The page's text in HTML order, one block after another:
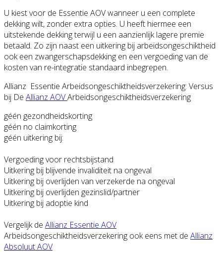
U kiest voor de Essentie AOV wanneer u een complete
dekking wilt, zonder extra opties. U heeft hiermee een
uitstekende dekking terwijl u een aanzienlijk lagere premie
betaald. Zo zijn naast een uitkering bij arbeidsongeschiktheid
ook een zwangerschapsdekking en een vergoeding van de
kosten van re-integratie standaard inbegrepen.
Allianz Essentie Arbeidsongeschiktheidsverzekering: Versus
bij De Allianz AOVArbeidsongeschiktheidsverzekering
géén gezondheidskorting
géén no claimkorting
géén uitkering bij:
Vergoeding voor rechtsbijstand
Uitkering bij blijvende invaliditeit na ongeval
Uitkering bij overlijden van verzekerde na ongeval
Uitkering bij overlijden gezinslid/partner
Uitkering bij adoptie kind
Vergelijk de Allianz Essentie AOV
Arbeidsongeschiktheidsverzekering ook eens met de Allianz
Absoluut AOV